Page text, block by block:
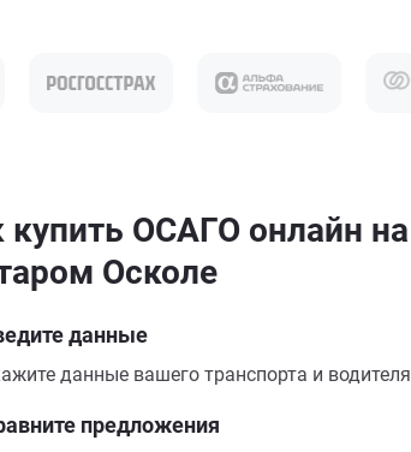
купить ОСАГО онлайн
Осколе
данные
данные вашего транспорта и
предложения